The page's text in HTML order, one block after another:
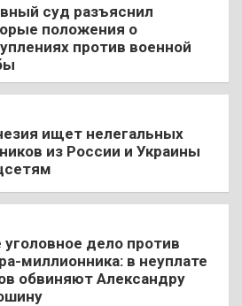
суд разъяснил
положения о
против военной
ищет нелегальных
из России и Украины
уголовное дело против
миллионника: в неуплате
обвиняют Александру